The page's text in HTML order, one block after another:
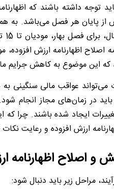
توجه داشته باشند که
15 روز پس از پایان هر فصل می‌باشد.
تا 15 تیرماه فرصت دارند تا در صورت نیاز به اصلاح، به
اصلاح اظهارنامه ارزش افزوده،
که این موضوع به کاهش جرایم
می‌تواند عواقب مالی سنگینی به
باید در زمان‌های مجاز انجام
ایجاد شده باشند. چرا
ارزش افزوده و رعایت
و اصلاح
مراحل زیر باید دنبال شود: